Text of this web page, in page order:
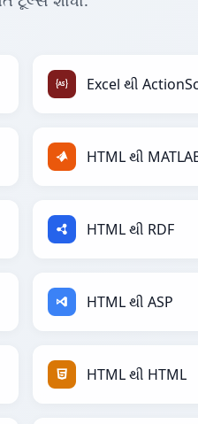
HTML થી
HTML થી RDF
HTML થી ASP
HTML થી HTML